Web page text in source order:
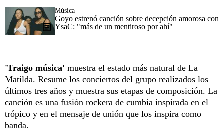
Música
Goyo estrenó canción sobre decepción amorosa con
YsaC: "más de un mentiroso por ahí"
'Traigo música' muestra el estado más natural de La
Matilda. Resume los conciertos del grupo realizados los
últimos tres años y muestra sus etapas de composición. La
canción es una fusión rockera de cumbia inspirada en el
trópico y en el mensaje de unión que los inspira como
banda.